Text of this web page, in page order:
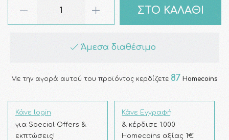
ΣΤΟ ΚΑΛΑΘΙ
Άμεσα διαθέσιμο
Με την αγορά αυτού του προϊόντος κερδίζετε 87 Homecoins
Κάνε login
για Special Offers &
εκπτώσεις!
Κάνε Εγγραφή
& κέρδισε 1.000
Homecoins αξίας 1€